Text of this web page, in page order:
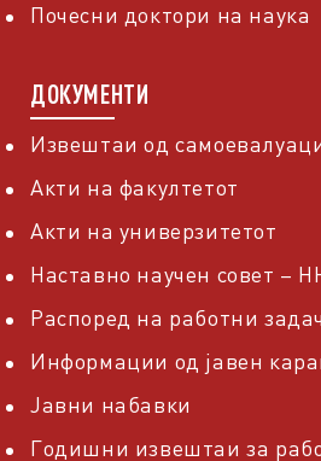
Почесни доктори на наука
ДОКУМЕНТИ
Извештаи од
Акти на факултетот
Акти на универзитетот
Наставно научен совет –
Распоред на работни
Информации од јавен
Јавни набавки
Годишни извештаи за